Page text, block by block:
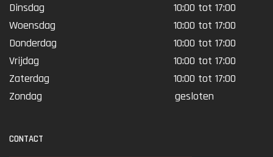
Dinsdag
10:00 tot 17:00
Woensdag
10:00 tot 17:00
Donderdag
10:00 tot 17:00
Vrijdag
10:00 tot 17:00
Zaterdag
10:00 tot 17:00
Zondag
gesloten
CONTACT